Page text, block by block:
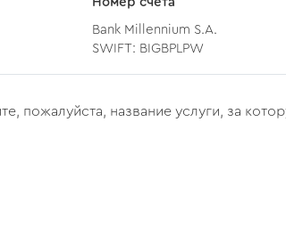
Bank Millennium S.A.
SWIFT: BIGBPLPW
пожалуйста, название услуги, за